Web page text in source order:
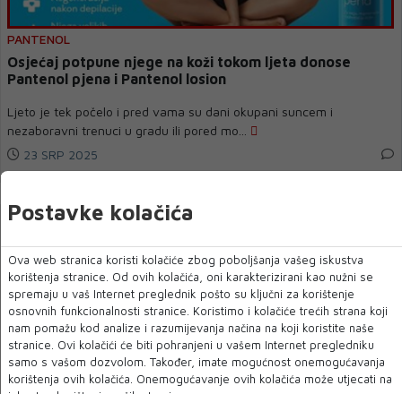
PANTENOL
Osjećaj potpune njege na koži tokom ljeta donose
Pantenol pjena i Pantenol losion
Ljeto je tek počelo i pred vama su dani okupani suncem i
nezaboravni trenuci u gradu ili pored mo...
23 SRP 2025
Postavke kolačića
Ova web stranica koristi kolačiće zbog poboljšanja vašeg iskustva
korištenja stranice. Od ovih kolačića, oni karakterizirani kao nužni se
spremaju u vaš Internet preglednik pošto su ključni za korištenje
osnovnih funkcionalnosti stranice. Koristimo i kolačiće trećih strana koji
nam pomažu kod analize i razumijevanja načina na koji koristite naše
stranice. Ovi kolačići će biti pohranjeni u vašem Internet pregledniku
samo s vašom dozvolom. Također, imate mogućnost onemogućavanja
korištenja ovih kolačića. Onemogućavanje ovih kolačića može utjecati na